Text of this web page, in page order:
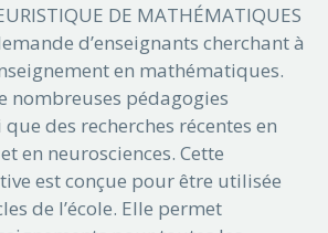
DE MATHÉMATIQUES
d’enseignants cherchant à
en mathématiques.
nombreuses pédagogies
des recherches récentes en
en neurosciences. Cette
est conçue pour être utilisée
de l’école. Elle permet